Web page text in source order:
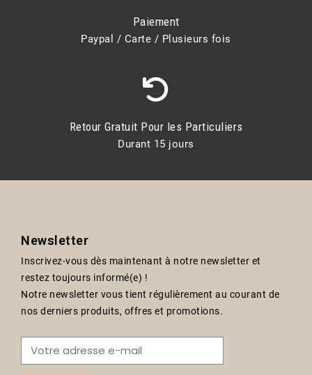
Paiement
Paypal / Carte / Plusieurs fois
Retour Gratuit Pour les Particuliers
Durant 15 jours
Newsletter
Inscrivez-vous dès maintenant à notre newsletter et
restez toujours informé(e) !
Notre newsletter vous tient régulièrement au courant de
nos derniers produits, offres et promotions.